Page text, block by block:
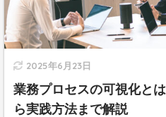
2025年6月23日
業務プロセスの可視化と
ら実践方法まで解説